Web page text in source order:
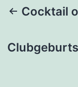
Cocktail